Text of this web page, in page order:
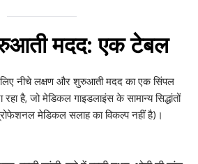
मदद: एक टेबल
नीचे लक्षण और शुरुआती मदद का एक सिंपल
है, जो मेडिकल गाइडलाइंस के सामान्य सिद्धांतों
मेडिकल सलाह का विकल्प नहीं है)।